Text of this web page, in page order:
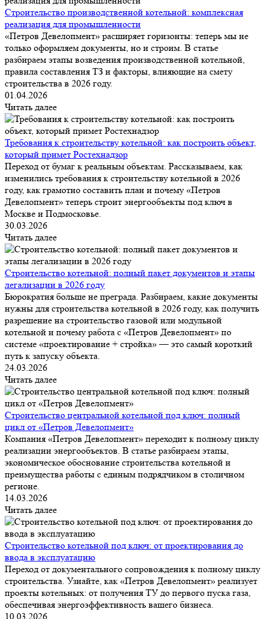
Строительство производственной котельной: комплексная
реализация для промышленности
«Петров Девелопмент» расширяет горизонты: теперь мы не
только оформляем документы, но и строим. В статье
разбираем этапы возведения производственной котельной,
правила составления ТЗ и факторы, влияющие на смету
строительства в 2026 году.
01.04.2026
Читать далее
Требования к строительству котельной: как построить объект,
который примет Ростехнадзор
Переход от бумаг к реальным объектам. Рассказываем, как
изменились требования к строительству котельной в 2026
году, как грамотно составить план и почему «Петров
Девелопмент» теперь строит энергообъекты под ключ в
Москве и Подмосковье.
30.03.2026
Читать далее
Строительство котельной: полный пакет документов и этапы
легализации в 2026 году
Бюрократия больше не преграда. Разбираем, какие документы
нужны для строительства котельной в 2026 году, как получить
разрешение на строительство газовой или модульной
котельной и почему работа с «Петров Девелопмент» по
системе «проектирование + стройка» — это самый короткий
путь к запуску объекта.
24.03.2026
Читать далее
Строительство центральной котельной под ключ: полный
цикл от «Петров Девелопмент»
Компания «Петров Девелопмент» переходит к полному циклу
реализации энергообъектов. В статье разбираем этапы,
экономическое обоснование строительства котельной и
преимущества работы с единым подрядчиком в столичном
регионе.
14.03.2026
Читать далее
Строительство котельной под ключ: от проектирования до
ввода в эксплуатацию
Переход от документального сопровождения к полному циклу
строительства. Узнайте, как «Петров Девелопмент» реализует
проекты котельных: от получения ТУ до первого пуска газа,
обеспечивая энергоэффективность вашего бизнеса.
10.03.2026